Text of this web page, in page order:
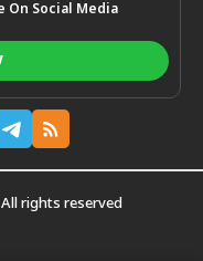
On Social Media
rights reserved